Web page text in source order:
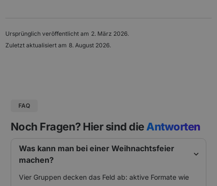
Ursprünglich veröffentlicht am 2. März 2026.
Zuletzt aktualisiert am 8. August 2026.
FAQ
Noch Fragen? Hier sind dieAntworten
Was kann man bei einer Weihnachtsfeier
machen?
Vier Gruppen decken das Feld ab: aktive Formate wie